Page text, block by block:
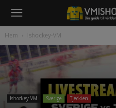
Hem Ishockey-VM
Ishockey-VM Sverige Tjeckien